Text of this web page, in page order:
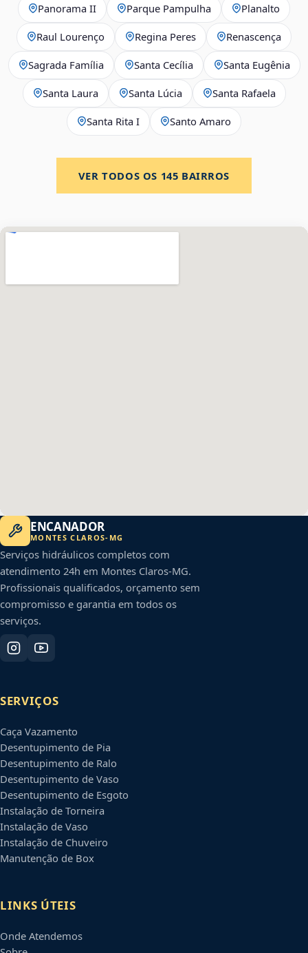
Panorama II Parque Pampulha Planalto
Raul Lourenço Regina Peres Renascença
Sagrada Família Santa Cecília Santa Eugênia
Santa Laura Santa Lúcia Santa Rafaela
Santa Rita I Santo Amaro
VER TODOS OS 145 BAIRROS
ENCANADOR
MONTES CLAROS- MG
Serviços hidráulicos completos com
atendimento 24h em Montes Claros-MG.
Profissionais qualificados, orçamento sem
compromisso e garantia em todos os
serviços.
SERVIÇOS
Caça Vazamento
Desentupimento de Pia
Desentupimento de Ralo
Desentupimento de Vaso
Desentupimento de Esgoto
Instalação de Torneira
Instalação de Vaso
Instalação de Chuveiro
Manutenção de Box
LINKS ÚTEIS
Onde Atendemos